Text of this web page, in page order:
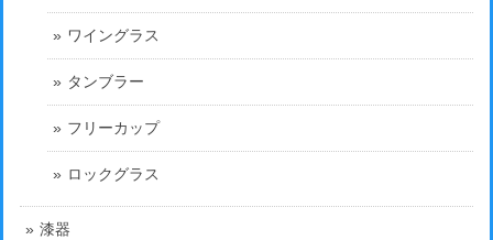
ワイングラス
タンブラー
フリーカップ
ロックグラス
漆器